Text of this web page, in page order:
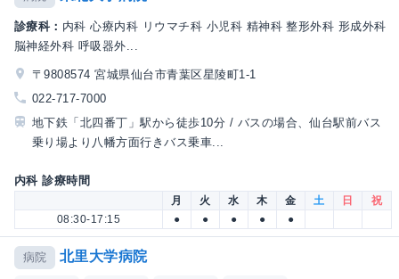
診療科： 内科 心療内科 リウマチ科 小児科 精神科 整形外科 形成外科
脳神経外科 呼吸器外...
〒9808574 宮城県仙台市青葉区星陵町1-1
022-717-7000
地下鉄「北四番丁」駅から徒歩10分 / バスの場合、仙台駅前バス
乗り場より八幡方面行きバス乗車...
内科 診療時間
月 火 水 木 金 土 日
祝
08:30-17:15
● ● ● ● ●
病院 北里大学病院